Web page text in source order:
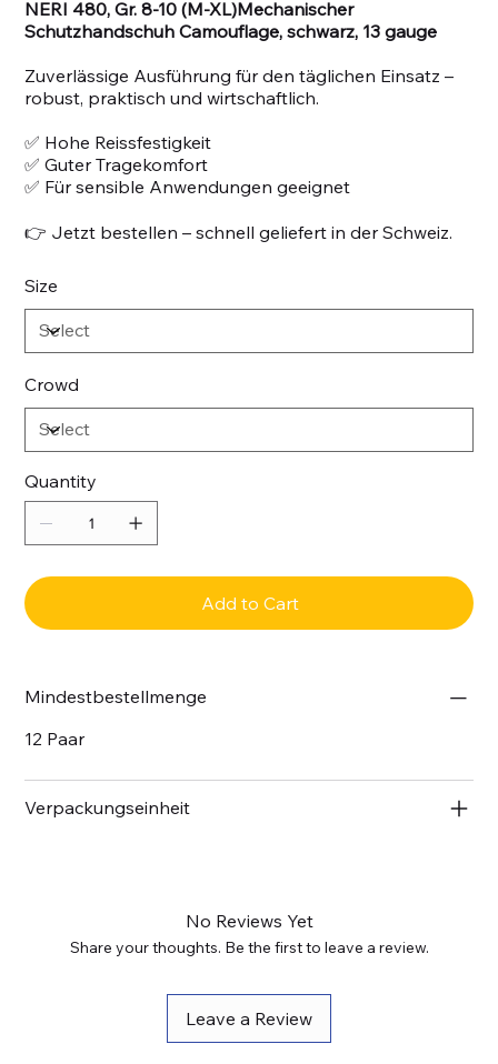
NERI 480, Gr. 8-10 (M-XL)Mechanischer
Schutzhandschuh Camouflage, schwarz, 13 gauge
Zuverlässige Ausführung für den täglichen Einsatz –
robust, praktisch und wirtschaftlich.
✅ Hohe Reissfestigkeit
✅ Guter Tragekomfort
✅ Für sensible Anwendungen geeignet
👉 Jetzt bestellen – schnell geliefert in der Schweiz.
Size
Crowd
Quantity
Add to Cart
Mindestbestellmenge
12 Paar
Verpackungseinheit
No Reviews Yet
Share your thoughts. Be the first to leave a review.
Leave a Review